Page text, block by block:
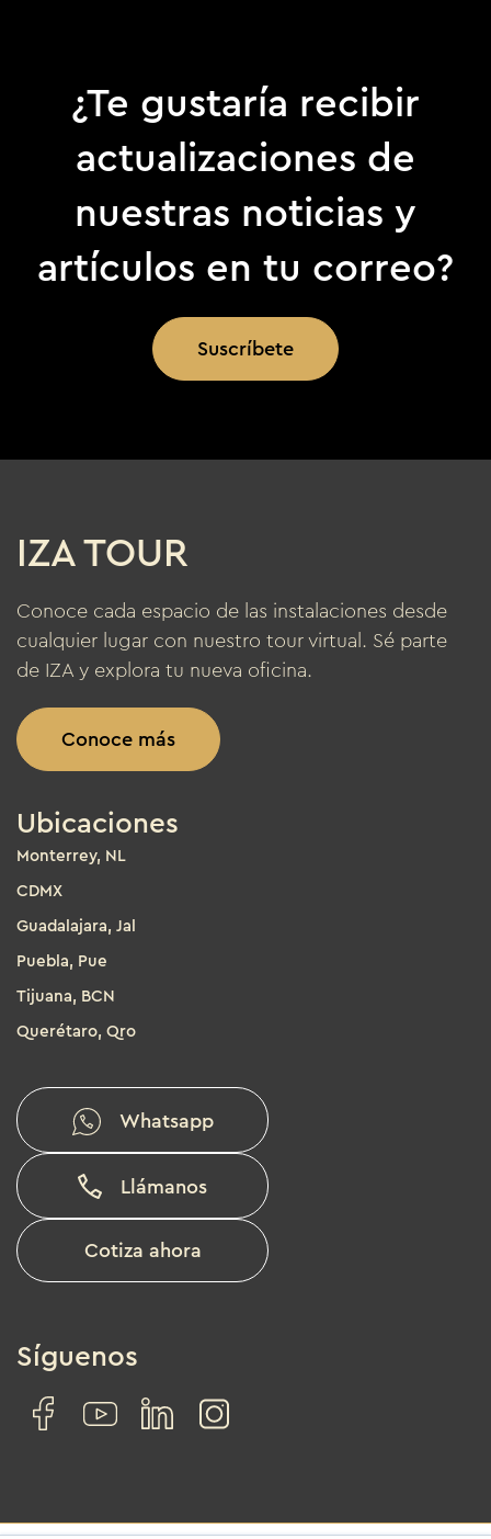
¿Te gustaría recibir
actualizaciones de
nuestras noticias y
artículos en tu correo?
Suscríbete
IZA TOUR
Conoce cada espacio de las instalaciones desde
cualquier lugar con nuestro tour virtual. Sé parte
de IZA y explora tu nueva oficina.
Conoce más
Ubicaciones
Monterrey, NL
CDMX
Guadalajara, Jal
Puebla, Pue
Tijuana, BCN
Querétaro, Qro
Whatsapp
Llámanos
Cotiza ahora
Síguenos